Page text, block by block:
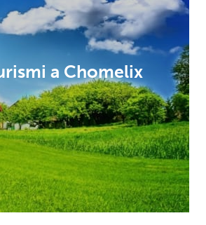
a Chomelix